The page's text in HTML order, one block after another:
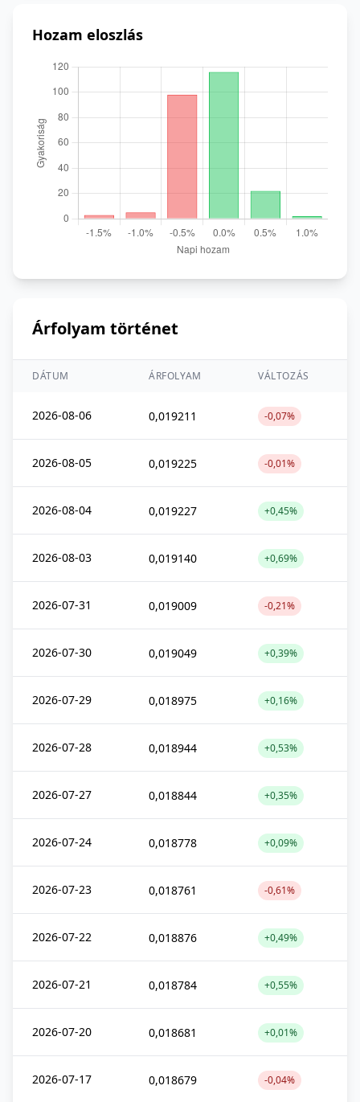
Hozam eloszlás
Árfolyam történet
DÁTUM ÁRFOLYAM VÁLTOZÁS
2026-08-06 0,019211 -0,07%
2026-08-05 0,019225 -0,01%
2026-08-04 0,019227 +0,45%
2026-08-03 0,019140 +0,69%
2026-07-31 0,019009 -0,21%
2026-07-30 0,019049 +0,39%
2026-07-29 0,018975 +0,16%
2026-07-28 0,018944 +0,53%
2026-07-27 0,018844 +0,35%
2026-07-24 0,018778 +0,09%
2026-07-23 0,018761 -0,61%
2026-07-22 0,018876 +0,49%
2026-07-21 0,018784 +0,55%
2026-07-20 0,018681 +0,01%
2026-07-17 0,018679 -0,04%